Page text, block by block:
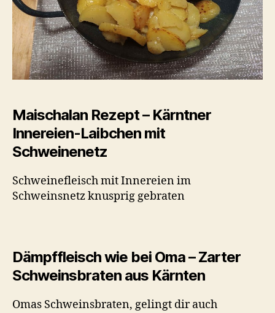
Maischalan Rezept – Kärntner
Innereien-Laibchen mit
Schweinenetz
Schweinefleisch mit Innereien im
Schweinsnetz knusprig gebraten
Dämpffleisch wie bei Oma – Zarter
Schweinsbraten aus Kärnten
Omas Schweinsbraten, gelingt dir auch